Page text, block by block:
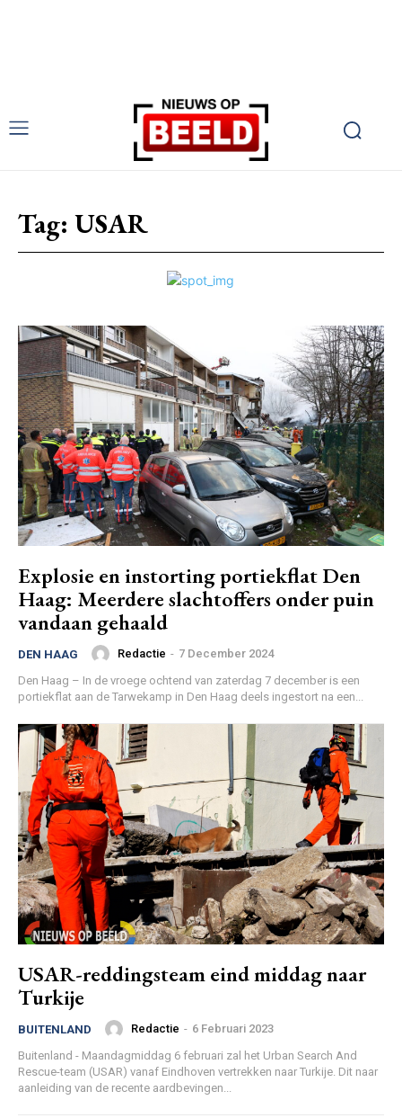
Tag: USAR
Explosie en instorting portiekflat Den
Haag: Meerdere slachtoffers onder puin
vandaan gehaald
DEN HAAG Redactie - 7 December 2024
Den Haag – In de vroege ochtend van zaterdag 7 december is een
portiekflat aan de Tarwekamp in Den Haag deels ingestort na een...
USAR-reddingsteam eind middag naar
Turkije
BUITENLAND Redactie - 6 Februari 2023
Buitenland - Maandagmiddag 6 februari zal het Urban Search And
Rescue-team (USAR) vanaf Eindhoven vertrekken naar Turkije. Dit naar
aanleiding van de recente aardbevingen...